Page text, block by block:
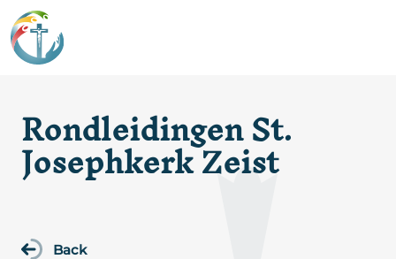
Rondleidingen St.
Josephkerk Zeist
Back